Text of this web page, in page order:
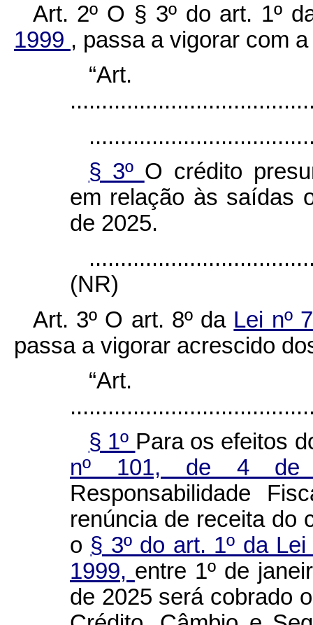
Art. 2º O § 3º do art. 1º
1999 , passa a vigorar com
§ 3º O crédito
em relação às saídas
de 2025.
(NR)
Art. 3º O art. 8º da Lei nº
passa a vigorar acrescido
§ 1º Para os efeitos
nº 101, de 4
Responsabilidade
renúncia de receita do
o § 3º do art. 1º da
1999, entre 1º de
de 2025 será cobrado